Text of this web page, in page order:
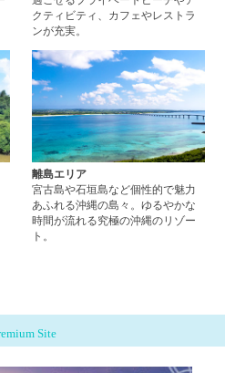
クティビティ、カフェやレストラ
ンが充実。
やんばるエリアページへ
離島エリア
宮古島や石垣島など個性的で魅力
あふれる沖縄の島々。ゆるやかな
時間が流れる究極の沖縄のリゾー
ト。
Site